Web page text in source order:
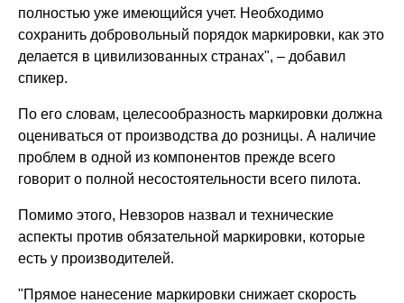
полностью уже имеющийся учет. Необходимо
сохранить добровольный порядок маркировки, как это
делается в цивилизованных странах", – добавил
спикер.
По его словам, целесообразность маркировки должна
оцениваться от производства до розницы. А наличие
проблем в одной из компонентов прежде всего
говорит о полной несостоятельности всего пилота.
Помимо этого, Невзоров назвал и технические
аспекты против обязательной маркировки, которые
есть у производителей.
"Прямое нанесение маркировки снижает скорость